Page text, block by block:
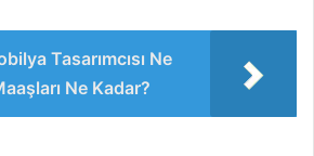
Tasarımcısı Ne
Ne Kadar?